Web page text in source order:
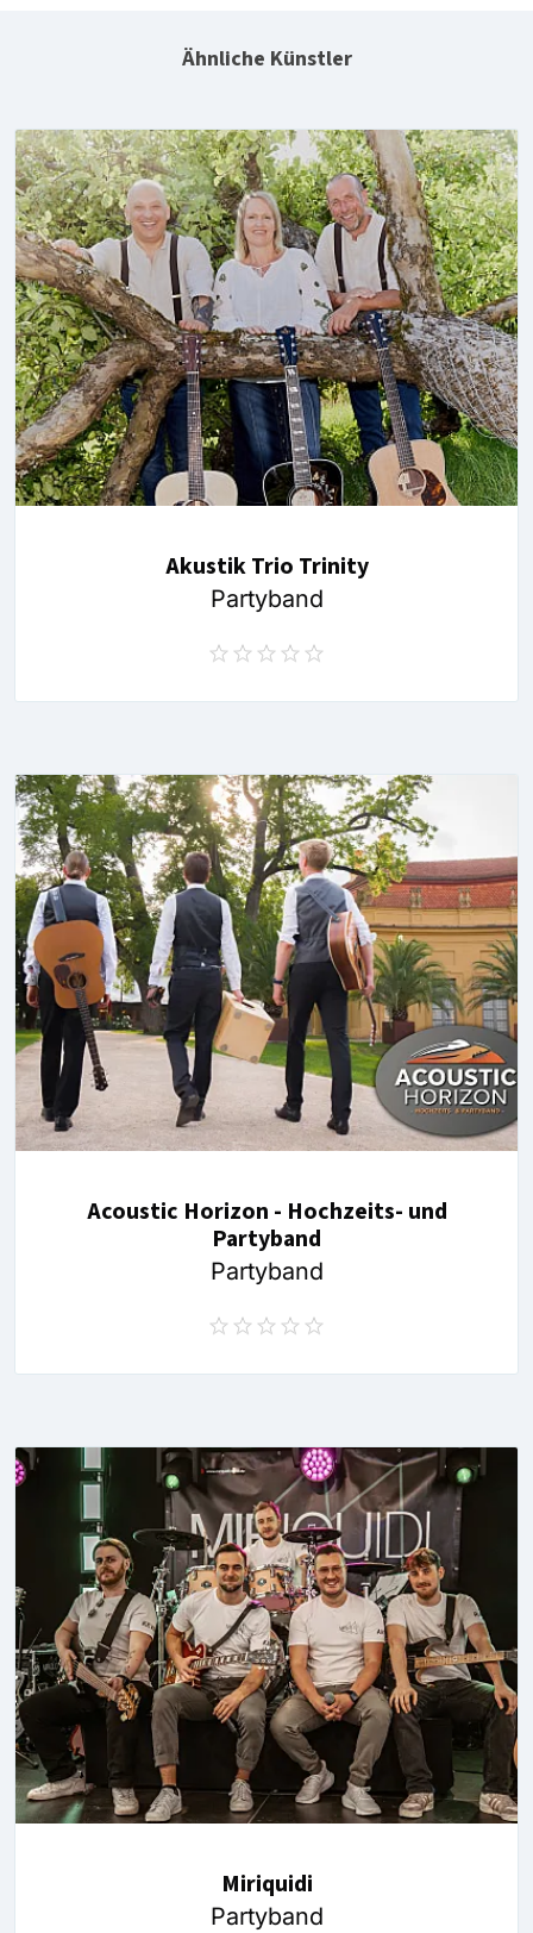
Ähnliche Künstler
Akustik Trio Trinity
Partyband
Acoustic Horizon - Hochzeits- und
Partyband
Partyband
Miriquidi
Partyband